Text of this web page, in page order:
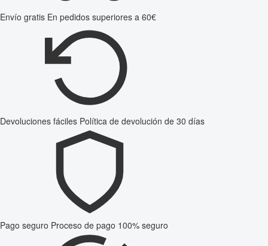
Envío gratis En pedidos superiores a 60€
Devoluciones fáciles Política de devolución de 30 días
Pago seguro Proceso de pago 100% seguro